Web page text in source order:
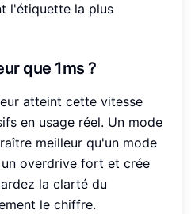
l'étiquette la plus
que 1ms ?
atteint cette vitesse
en usage réel. Un mode
meilleur qu'un mode
overdrive fort et crée
la clarté du
le chiffre.